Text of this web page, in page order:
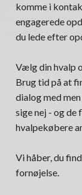
komme i
engagerede
du lede efter
Vælg din hvalp
Brug tid på at
dialog med
sige nej - og
hvalpekøbere
Vi håber, du
fornøjelse.